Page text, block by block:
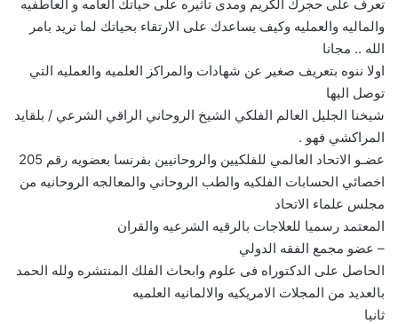
تعرف على حجرك الكريم ومدى تاثيره على حياتك العامه و العاطفيه
والماليه والعمليه وكيف يساعدك على الارتقاء بحياتك لما تريد بامر
الله .. مجانا
اولا ننوه بتعريف صغير عن شهادات والمراكز العلميه والعمليه التي
توصل اليها
شيخنا الجليل العالم الفلكي الشيخ الروحاني الراقي الشرعي / بلقايد
المراكشي فهو .
عضـو الاتحاد العالمي للفلكيين والروحانيين بفرنسا بعضويه رقم 205
اخصائي الحسابات الفلكيه والطب الروحاني والمعالجه الروحانيه من
مجلس علماء الاتحاد
المعتمد رسميا للعلاجات بالرقيه الشرعيه والقران
– عضو مجمع الفقه الدولي
الحاصل على الدكتوراه فى علوم وابحاث الفلك المنتشره ولله الحمد
بالعديد من المجلات الامريكيه والالمانيه العلميه
ثانيا